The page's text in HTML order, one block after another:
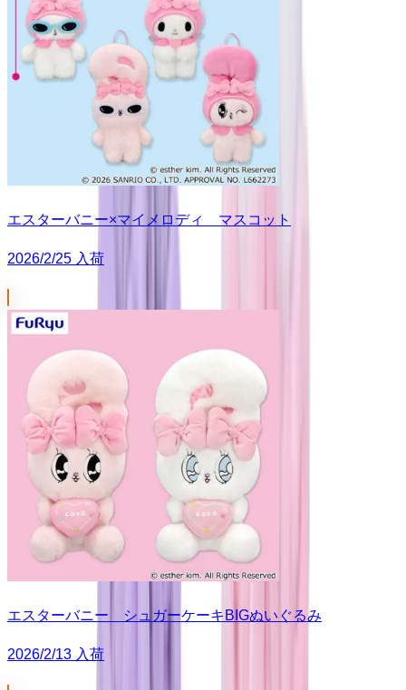
エスターバニー×マイメロディ マスコット
2026/2/25 入荷
エスターバニー シュガーケーキBIGぬいぐるみ
2026/2/13 入荷